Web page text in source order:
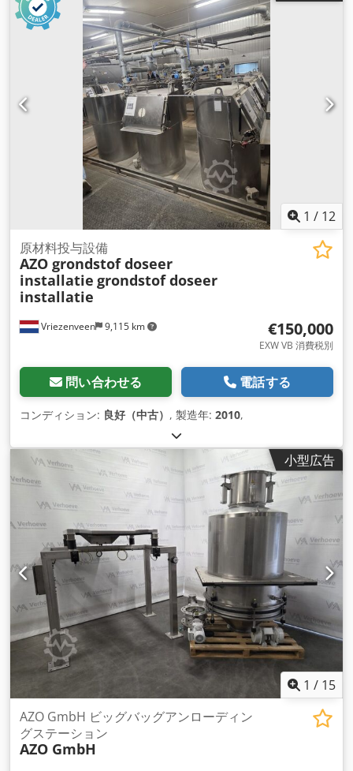
1 / 12
Vriezenveen 9,115 km
原材料投与設備
AZO grondstof doseer
installatie grondstof doseer
installatie
€150,000
EXW VB 消費税別
問い合わせる 電話する
コンディション: 良好（中古） , 製造年: 2010,
小型広告
1 / 15
AZO GmbH ビッグバッグアンローディン
グステーション
AZO GmbH